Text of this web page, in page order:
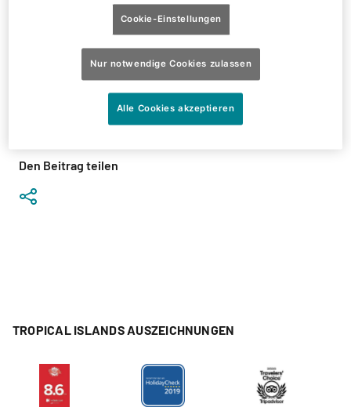
Den Beitrag teilen
Im Tropino warten auf euch spannende Events:
31.10.2014 - Halloween
06.12.2014 - Nikolaus für alle Kinder, die vom 05.12 zum
06.12.2014 im Tropical Islands übernachten
19.12.2014 - Mister Jack unser „Ballonkünstler“ kommt zu
TROPICAL ISLANDS AUSZEICHNUNGEN
Cookie-Einstellungen
Nur notwendige Cookies zulassen
Alle Cookies akzeptieren